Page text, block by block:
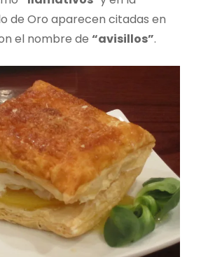
de Oro aparecen citadas en
el nombre de “avisillos”.